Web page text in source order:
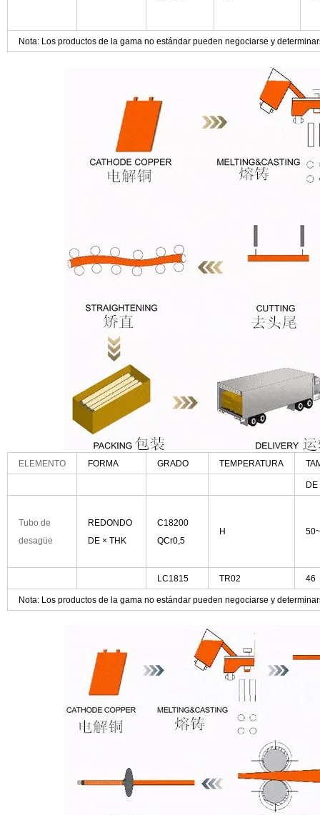
Nota: Los productos de la gama no estándar pueden negociarse y
ELEMENTO FORMA GRADO TEMPERATURA
DE
Tubo de
desagüe
REDONDO
DE× THK
C18200
QCr0,5
H
LC1815 TR02 46
Nota: Los productos de la gama no estándar pueden negociarse y